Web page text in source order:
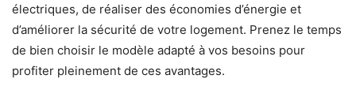
électriques, de réaliser des économies d’énergie et
d’améliorer la sécurité de votre logement. Prenez le temps
de bien choisir le modèle adapté à vos besoins pour
profiter pleinement de ces avantages.